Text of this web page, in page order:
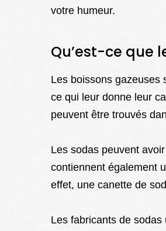
votre humeur.
Qu’est-ce que
Les boissons gazeuses
ce qui leur donne leur
peuvent être trouvés
Les sodas peuvent
contiennent également
effet, une canette de
Les fabricants de